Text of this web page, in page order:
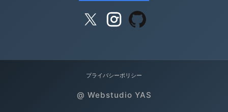
プライバシーポリシー
@ Webstudio YAS